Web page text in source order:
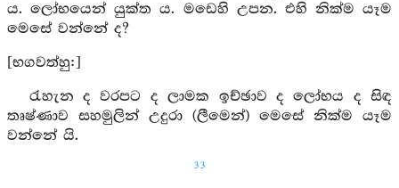
ය. ලෝභයෙන් යුක්ත ය. මඩෙහි උපන. එහි නික්ම යෑම
මෙසේ වන්නේ ද?
[භගවත්හු:]
රැහැන ද වරපට ද ලාමක ඉච්ඡාව ද ලෝභය ද සිඳ
තෘෂ්ණාව සහමුලින් උදුරා (ලීමෙන්) මෙසේ නික්ම යෑම
වන්නේ යි.
33